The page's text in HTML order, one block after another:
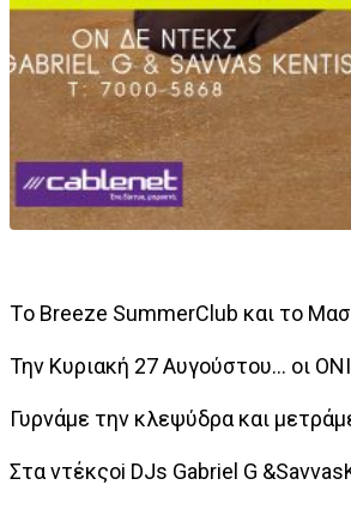
Tο Breeze SummerClub και το
Την Κυριακή 27 Αυγούστου… οι
Γυρνάμε την κλεψύδρα και
Στα ντέκςoi DJs Gabriel G